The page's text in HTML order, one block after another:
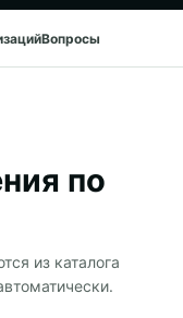
Вопросы
по
из каталога